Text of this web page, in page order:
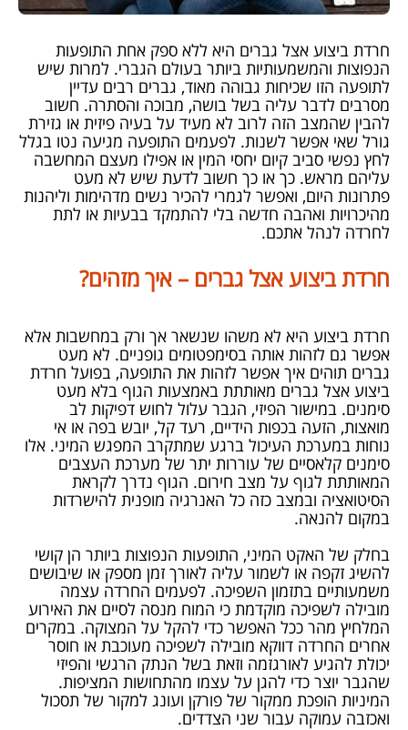
חרדת ביצוע אצל גברים היא ללא ספק אחת התופעות
הנפוצות והמשמעותיות ביותר בעולם הגברי. למרות שיש
לתופעה הזו שכיחות גבוהה מאוד, גברים רבים עדיין
מסרבים לדבר עליה בשל בושה, מבוכה והסתרה. חשוב
להבין שהמצב הזה לרוב לא מעיד על בעיה פיזית או גזירת
גורל שאי אפשר לשנות. לפעמים התופעה מגיעה נטו בגלל
לחץ נפשי סביב קיום יחסי המין או אפילו מעצם המחשבה
עליהם מראש. כך או כך חשוב לדעת שיש לא מעט
פתרונות היום, ואפשר לגמרי להכיר נשים מדהימות וליהנות
מהיכרויות ואהבה חדשה בלי להתמקד בבעיות או לתת
לחרדה לנהל אתכם.
חרדת ביצוע אצל גברים – איך מזהים?
חרדת ביצוע היא לא משהו שנשאר אך ורק במחשבות אלא
אפשר גם לזהות אותה בסימפטומים גופניים. לא מעט
גברים תוהים איך אפשר לזהות את התופעה, בפועל חרדת
ביצוע אצל גברים מאותתת באמצעות הגוף בלא מעט
סימנים. במישור הפיזי, הגבר עלול לחוש דפיקות לב
מואצות, הזעה בכפות הידיים, רעד קל, יובש בפה או אי
נוחות במערכת העיכול ברגע שמתקרב המפגש המיני. אלו
סימנים קלאסיים של עוררות יתר של מערכת העצבים
המאותתת לגוף על מצב חירום. הגוף נדרך לקראת
הסיטואציה ובמצב כזה כל האנרגיה מופנית להישרדות
במקום להנאה.
בחלק של האקט המיני, התופעות הנפוצות ביותר הן קושי
להשיג זקפה או לשמור עליה לאורך זמן מספק או שיבושים
משמעותיים בתזמון השפיכה. לפעמים החרדה עצמה
מובילה לשפיכה מוקדמת כי המוח מנסה לסיים את האירוע
המלחיץ מהר ככל האפשר כדי להקל על המצוקה. במקרים
אחרים החרדה דווקא מובילה לשפיכה מעוכבת או חוסר
יכולת להגיע לאורגזמה וזאת בשל הנתק הרגשי והפיזי
שהגבר יוצר כדי להגן על עצמו מהתחושות המציפות.
המיניות הופכת ממקור של פורקן ועונג למקור של תסכול
ואכזבה עמוקה עבור שני הצדדים.